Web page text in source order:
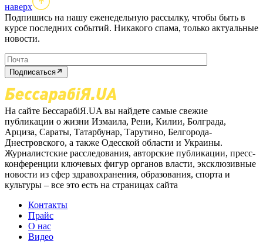
наверх
Подпишись на нашу еженедельную рассылку, чтобы быть в
курсе последних событий. Никакого спама, только актуальные
новости.
Подписаться
На сайте БессарабіЯ.UA вы найдете самые свежие
публикации о жизни Измаила, Рени, Килии, Болграда,
Арциза, Сараты, Татарбунар, Тарутино, Белгорода-
Днестровского, а также Одесской области и Украины.
Журналистские расследования, авторские публикации, пресс-
конференции ключевых фигур органов власти, эксклюзивные
новости из сфер здравохранения, образования, спорта и
культуры – все это есть на страницах сайта
Контакты
Прайс
О нас
Видео